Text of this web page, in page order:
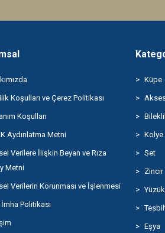
Koşulları ve Çerez Politikası
Koşulları
Aydınlatma Metni
Verilere İlişkin Beyan ve Rıza
Metni
Verilerin Korunması ve İşlenmesi
Politikası
Küpe
Kolye
Set
Zincir
Yüzük
Eşya